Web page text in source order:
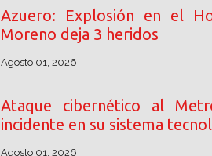
Azuero: Explosión en el
Moreno deja 3 heridos
Agosto 01, 2026
Ataque cibernético al
incidente en su sistema
Agosto 01, 2026